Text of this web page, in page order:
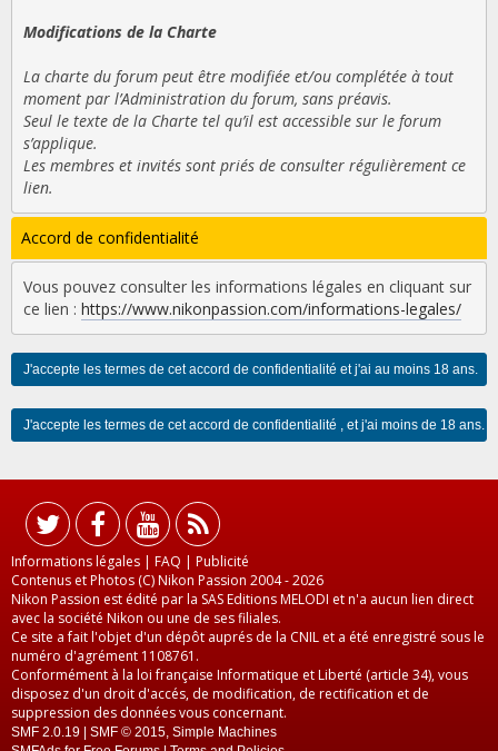
Modifications de la Charte
La charte du forum peut être modifiée et/ou complétée à tout
moment par l’Administration du forum, sans préavis.
Seul le texte de la Charte tel qu’il est accessible sur le forum
s’applique.
Les membres et invités sont priés de consulter régulièrement ce
lien.
Accord de confidentialité
Vous pouvez consulter les informations légales en cliquant sur
ce lien : https://www.nikonpassion.com/informations-legales/
Informations légales | FAQ | Publicité
Contenus et Photos (C) Nikon Passion 2004 - 2026
Nikon Passion est édité par la SAS Editions MELODI et n'a aucun lien direct
avec la société Nikon ou une de ses filiales.
Ce site a fait l'objet d'un dépôt auprés de la CNIL et a été enregistré sous le
numéro d'agrément 1108761.
Conformément à la loi française Informatique et Liberté (article 34), vous
disposez d'un droit d'accés, de modification, de rectification et de
suppression des données vous concernant.
SMF 2.0.19 SMF © 2015, Simple Machines